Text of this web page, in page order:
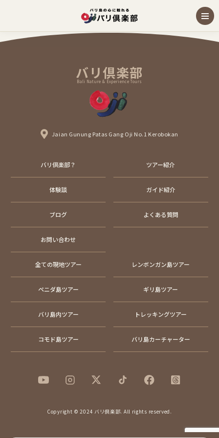
バリ倶楽部
Bali Nature & Experience Tours
Jaian Gunung Patas Gang Oji No.1 Kerobokan
バリ倶楽部？ ツアー紹介
体験談 ガイド紹介
ブログ よくある質問
お問い合わせ
全ての現地ツアー レンボンガン島ツアー
ペニダ島ツアー ギリ島ツアー
バリ島内ツアー トレッキングツアー
コモド島ツアー バリ島カーチャーター
Copyright © 2024 バリ倶楽部. All rights reserved.